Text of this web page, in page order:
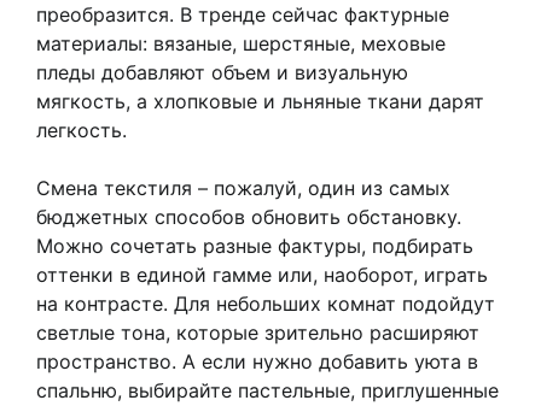
преобразится. В тренде сейчас фактурные
материалы: вязаные, шерстяные, меховые
пледы добавляют объем и визуальную
мягкость, а хлопковые и льняные ткани дарят
легкость.
Смена текстиля – пожалуй, один из самых
бюджетных способов обновить обстановку.
Можно сочетать разные фактуры, подбирать
оттенки в единой гамме или, наоборот, играть
на контрасте. Для небольших комнат подойдут
светлые тона, которые зрительно расширяют
пространство. А если нужно добавить уюта в
спальню, выбирайте пастельные, приглушенные